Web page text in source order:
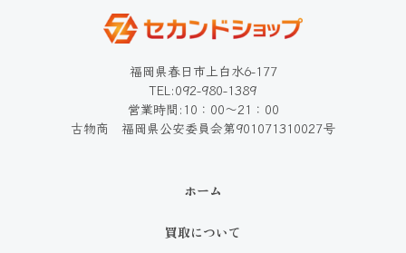
福岡県春日市上白水6-177
TEL:092-980-1389
営業時間:10：00～21：00
古物商 福岡県公安委員会第901071310027号
ホーム
買取について